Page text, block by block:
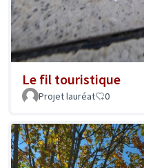
Le fil touristique
Projet lauréat 0